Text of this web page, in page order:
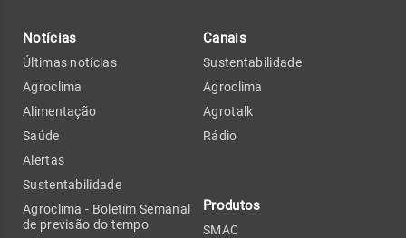
Notícias
Últimas notícias
Agroclima
Alimentação
Saúde
Alertas
Sustentabilidade
Agroclima - Boletim Semanal
de previsão do tempo
Canais
Sustentabilidade
Agroclima
Agrotalk
Rádio
Produtos
SMAC